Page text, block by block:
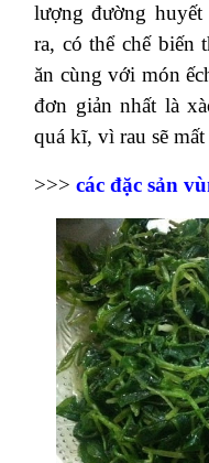
lượng đường
ra, có thể chế biến
ăn cùng với món
đơn giản nhất là
quá kĩ, vì rau sẽ
>>> các đặc sản